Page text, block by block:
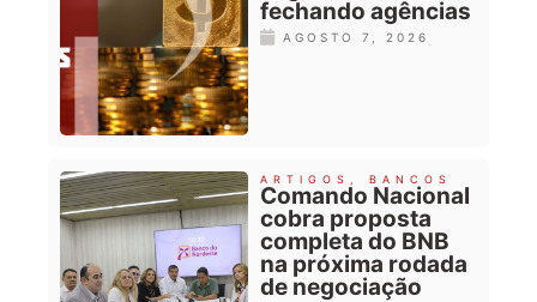
fechando agências
AGOSTO 7, 2026
ARTIGOS BANCOS
Comando Nacional
cobra proposta
completa do BNB
na próxima rodada
de negociação